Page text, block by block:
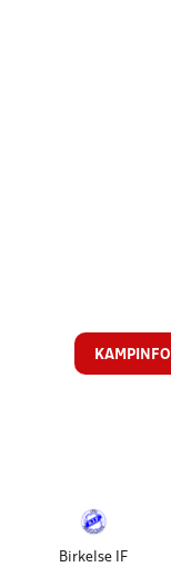
KAMPINFO
Birkelse IF